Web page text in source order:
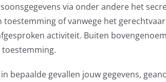
via onder andere het
toestemming of vanwege het
activiteit. Buiten
bepaalde gevallen jouw gegevens,